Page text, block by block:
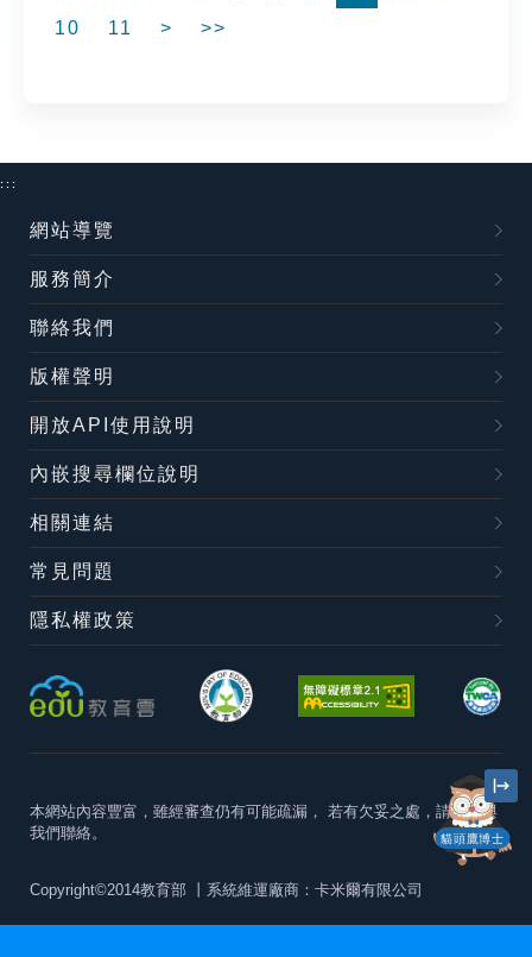
10
11 > >>
貓頭鷹博士
:::
網站導覽
服務簡介
聯絡我們
版權聲明
開放API使用說明
內嵌搜尋欄位說明
相關連結
常見問題
隱私權政策
本網站內容豐富，雖經審查仍有可能疏漏， 若有欠妥之處，請隨時與
我們聯絡。
Copyright©2014教育部 丨系統維運廠商：卡米爾有限公司